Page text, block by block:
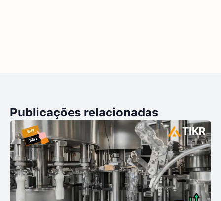
Publicações relacionadas